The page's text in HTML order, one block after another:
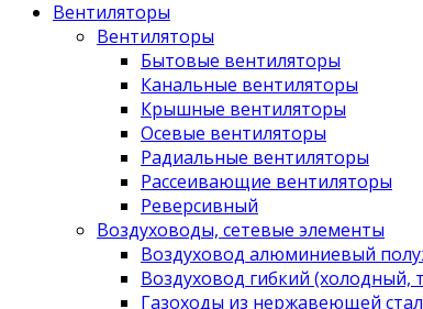
Вентиляторы
Вентиляторы
Бытовые вентиляторы
Канальные вентиляторы
Крышные вентиляторы
Осевые вентиляторы
Радиальные вентиляторы
Рассеивающие вентиляторы
Реверсивный
Воздуховоды, сетевые элементы
Воздуховод алюминиевый
Воздуховод гибкий (холодный,
Газоходы из нержавеющей